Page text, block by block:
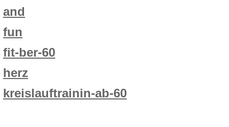
and
fun
fit-ber-60
herz
kreislauftrainin-ab-60